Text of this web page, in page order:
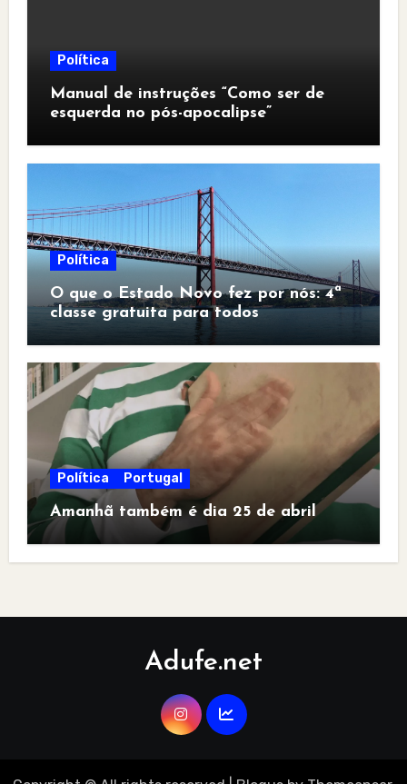
Política
Manual de instruções “Como ser de
esquerda no pós-apocalipse”
Política
O que o Estado Novo fez por nós: 4ª
classe gratuita para todos
Política Portugal
Amanhã também é dia 25 de abril
Adufe.net